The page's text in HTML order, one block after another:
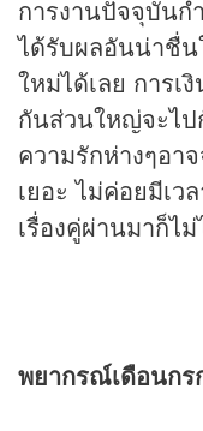
การงานปัจจุบันก
ได้รับผลอันน่าชื่น
ใหม่ได้เลย การเ
กันส่วนใหญ่จะไป
ความรักห่างๆอา
เยอะ ไม่ค่อยมีเ
เรื่องคู่ผ่านมาก็ไ
พยากรณ์เดือนกร